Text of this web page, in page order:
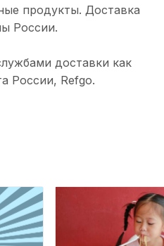
продукты. Доставка
России.
доставки как
России, Refgo.